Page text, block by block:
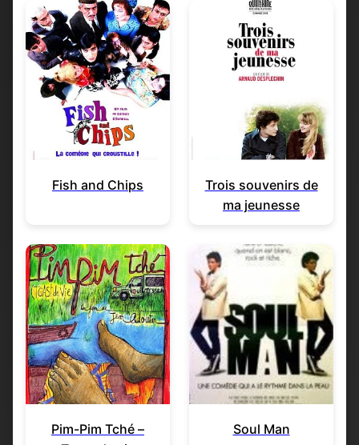
Fish and Chips
Trois souvenirs de
ma jeunesse
Pim-Pim Tché –
Soul Man